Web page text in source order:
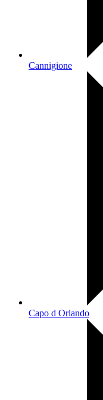
Cannigione
Capo d Orlando